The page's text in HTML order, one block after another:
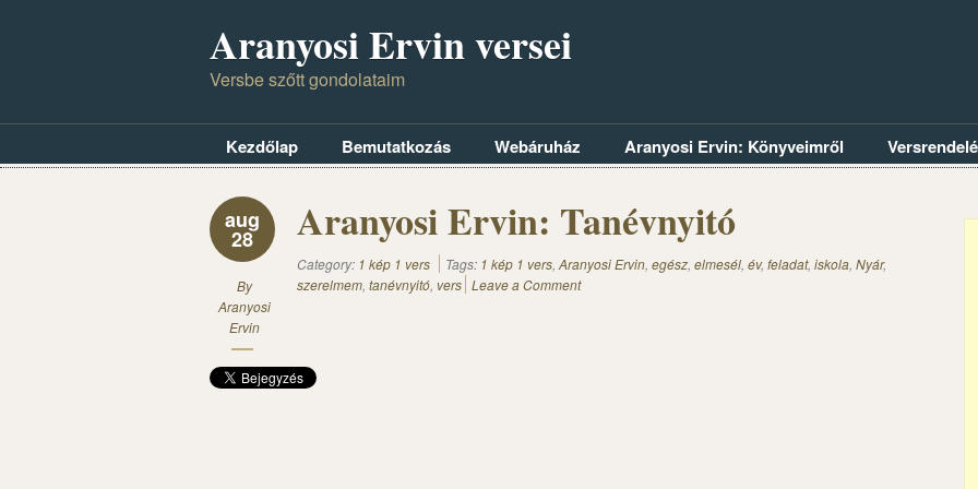
Aranyosi Ervin versei
Versbe szőtt gondolataim
Kezdőlap Bemutatkozás Webáruház Aranyosi Ervin: Könyveimről
aug
28
By
Aranyosi
Ervin
Aranyosi Ervin: Tanévnyitó
Category: 1 kép 1 vers Tags: 1 kép 1 vers, Aranyosi Ervin, egész, elmesél, év, feladat, iskola, Nyár,
szerelmem, tanévnyitó, vers Leave a Comment